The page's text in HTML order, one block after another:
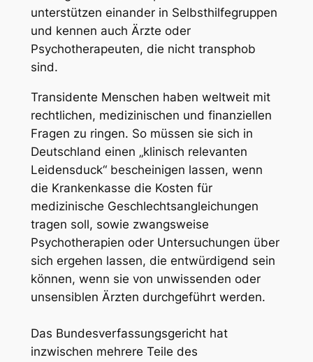
unterstützen einander in Selbsthilfegruppen
und kennen auch Ärzte oder
Psychotherapeuten, die nicht transphob
sind.
Transidente Menschen haben weltweit mit
rechtlichen, medizinischen und finanziellen
Fragen zu ringen. So müssen sie sich in
Deutschland einen „klinisch relevanten
Leidensduck“ bescheinigen lassen, wenn
die Krankenkasse die Kosten für
medizinische Geschlechtsangleichungen
tragen soll, sowie zwangsweise
Psychotherapien oder Untersuchungen über
sich ergehen lassen, die entwürdigend sein
können, wenn sie von unwissenden oder
unsensiblen Ärzten durchgeführt werden.
Das Bundesverfassungsgericht hat
inzwischen mehrere Teile des